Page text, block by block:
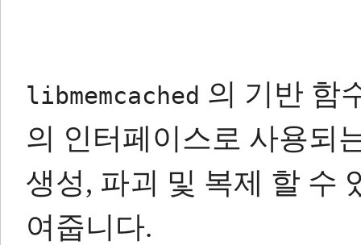
libmemcached 의 기반 함
의 인터페이스로 사용되
생성, 파괴 및 복제 할 수
여줍니다.